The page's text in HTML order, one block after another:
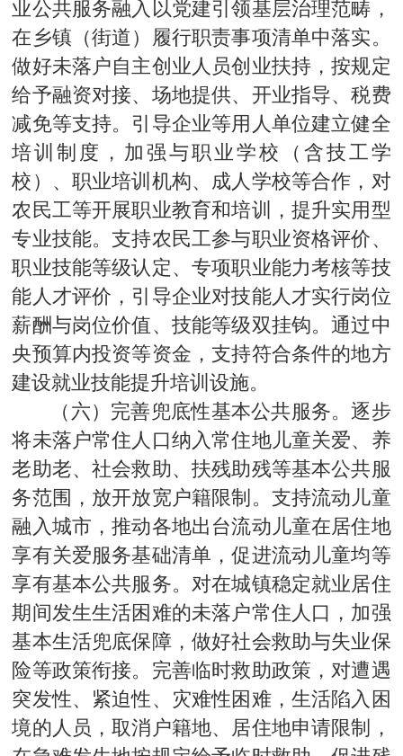
业公共服务融入以党建引领基层治理范畴，
在乡镇（街道）履行职责事项清单中落实。
做好未落户自主创业人员创业扶持，按规定
给予融资对接、场地提供、开业指导、税费
减免等支持。引导企业等用人单位建立健全
培训制度，加强与职业学校（含技工学
校）、职业培训机构、成人学校等合作，对
农民工等开展职业教育和培训，提升实用型
专业技能。支持农民工参与职业资格评价、
职业技能等级认定、专项职业能力考核等技
能人才评价，引导企业对技能人才实行岗位
薪酬与岗位价值、技能等级双挂钩。通过中
央预算内投资等资金，支持符合条件的地方
建设就业技能提升培训设施。
（六）完善兜底性基本公共服务。逐步
将未落户常住人口纳入常住地儿童关爱、养
老助老、社会救助、扶残助残等基本公共服
务范围，放开放宽户籍限制。支持流动儿童
融入城市，推动各地出台流动儿童在居住地
享有关爱服务基础清单，促进流动儿童均等
享有基本公共服务。对在城镇稳定就业居住
期间发生生活困难的未落户常住人口，加强
基本生活兜底保障，做好社会救助与失业保
险等政策衔接。完善临时救助政策，对遭遇
突发性、紧迫性、灾难性困难，生活陷入困
境的人员，取消户籍地、居住地申请限制，